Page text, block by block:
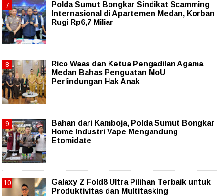
Polda Sumut Bongkar Sindikat Scamming
Internasional di Apartemen Medan, Korban
Rugi Rp6,7 Miliar
Rico Waas dan Ketua Pengadilan Agama
Medan Bahas Penguatan MoU
Perlindungan Hak Anak
Bahan dari Kamboja, Polda Sumut Bongkar
Home Industri Vape Mengandung
Etomidate
Galaxy Z Fold8 Ultra Pilihan Terbaik untuk
Produktivitas dan Multitasking